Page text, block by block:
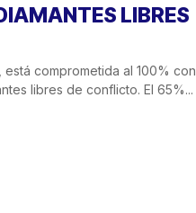
LIBRES
comprometida al 100% con
libres de conflicto. El 65%...